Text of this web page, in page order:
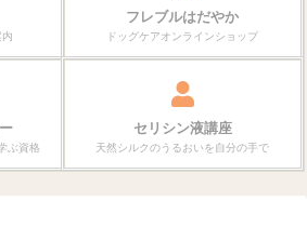
フレブルはだやか
ドッグケアオンラインショップ
ぶ資格
セリシン液講座
天然シルクのうるおいを自分の手で